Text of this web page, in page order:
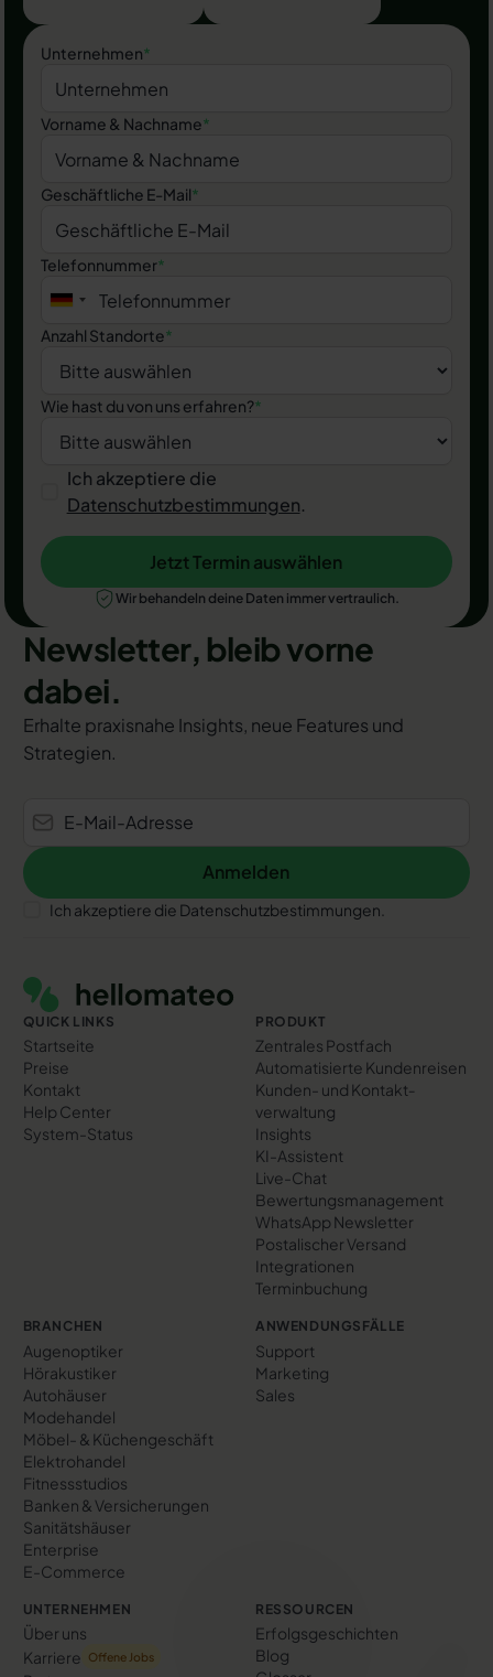
Unternehmen*
Vorname & Nachname*
Geschäftliche E-Mail*
Telefonnummer*
Anzahl Standorte*
Wie hast du von uns erfahren?*
Ich akzeptiere die
Datenschutzbestimmungen.
Jetzt Termin auswählen
Jetzt Termin auswählen
Wir behandeln deine Daten immer vertraulich.
Newsletter, bleib vorne
dabei.
Erhalte praxisnahe Insights, neue Features und
Strategien.
Anmelden
Anmelden
Ich akzeptiere die Datenschutzbestimmungen.
QUICK LINKS
Startseite
Preise
Kontakt
Help Center
System-Status
PRODUKT
Zentrales Postfach
Automatisierte Kundenreisen
Kunden- und Kontakt­
verwaltung
Insights
KI-Assistent
Live-Chat
Bewertungs­management
WhatsApp Newsletter
Postalischer Versand
Integrationen
Terminbuchung
BRANCHEN
Augenoptiker
Hörakustiker
Autohäuser
Modehandel
Möbel- & Küchengeschäft
Elektrohandel
Fitnessstudios
Banken & Versicherungen
Sanitätshäuser
Enterprise
E-Commerce
ANWENDUNGSFÄLLE
Support
Marketing
Sales
UNTERNEHMEN
Über uns
Karriere
Offene Jobs
RESSOURCEN
Erfolgs­geschichten
Blog